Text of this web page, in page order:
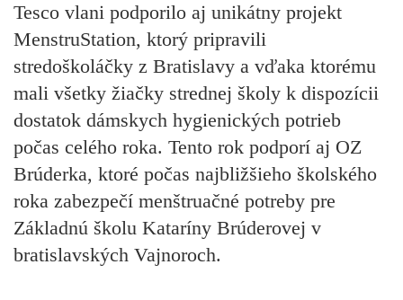
Tesco vlani podporilo aj unikátny projekt
MenstruStation, ktorý pripravili
stredoškoláčky z Bratislavy a vďaka ktorému
mali všetky žiačky strednej školy k dispozícii
dostatok dámskych hygienických potrieb
počas celého roka. Tento rok podporí aj OZ
Brúderka, ktoré počas najbližšieho školského
roka zabezpečí menštruačné potreby pre
Základnú školu Kataríny Brúderovej v
bratislavských Vajnoroch.